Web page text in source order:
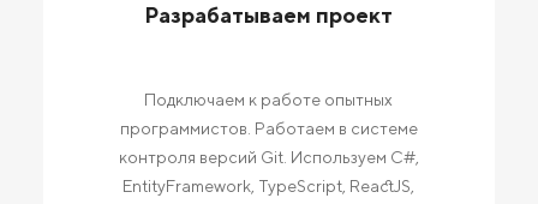
Разрабатываем проект
Подключаем к работе опытных
программистов. Работаем в системе
контроля версий Git. Используем C#,
EntityFramework, TypeScript, ReactJS,